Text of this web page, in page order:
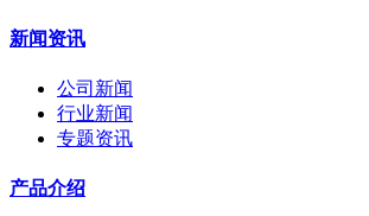
新闻资讯
公司新闻
行业新闻
专题资讯
产品介绍